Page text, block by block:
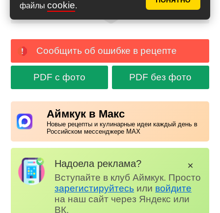
файлы cookie.
Сообщить об ошибке в рецепте
PDF с фото PDF без фото
Аймкук в Макс
Новые рецепты и кулинарные идеи каждый день в
Российском мессенджере MAX
Надоела реклама?
Вступайте в клуб Аймкук. Просто
зарегистируйтесь или войдите
на наш сайт через Яндекс или
ВК.
✕